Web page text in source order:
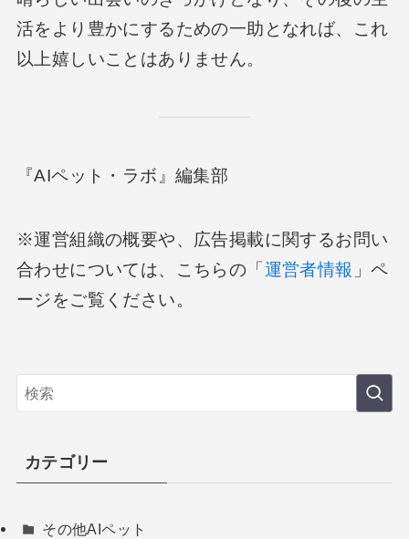
活をより豊かにするための一助となれば、これ
以上嬉しいことはありません。
『AIペット・ラボ』編集部
※運営組織の概要や、広告掲載に関するお問い
合わせについては、こちらの「 運営者情報 」ペ
ージをご覧ください。
カテゴリー
その他AIペット